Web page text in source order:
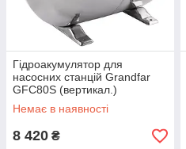
Гідроакумулятор для
насосних станцій Grandfar
GFC80S (вертикал.)
(GF1393)
Немає в наявності
8 420 ₴